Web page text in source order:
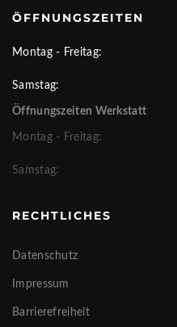
ÖFFNUNGSZEITEN
Montag - Freitag:
Samstag:
Öffnungszeiten Werkstatt
Montag - Freitag:
Samstag:
RECHTLICHES
Datenschutz
Impressum
Barrierefreiheit